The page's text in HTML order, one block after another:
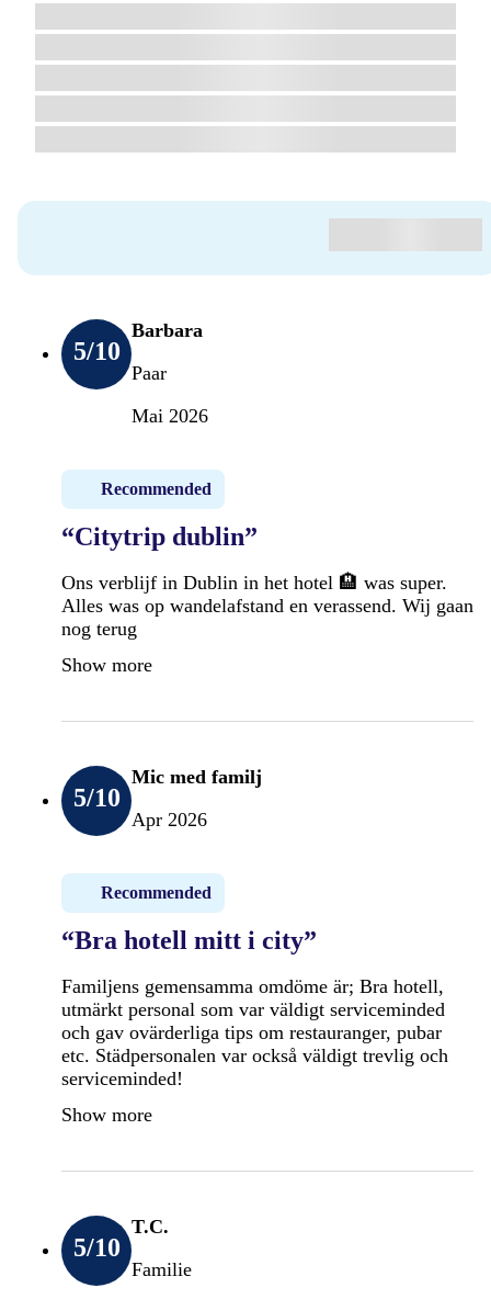
5/10
Barbara
Paar
Mai 2026
Recommended
“Citytrip dublin”
Ons verblijf in Dublin in het hotel 🏨 was super.
Alles was op wandelafstand en verassend. Wij gaan
nog terug
Show more
5/10
Mic med familj
Apr 2026
Recommended
“Bra hotell mitt i city”
Familjens gemensamma omdöme är; Bra hotell,
utmärkt personal som var väldigt serviceminded
och gav ovärderliga tips om restauranger, pubar
etc. Städpersonalen var också väldigt trevlig och
serviceminded!
Show more
5/10
T.C.
Familie